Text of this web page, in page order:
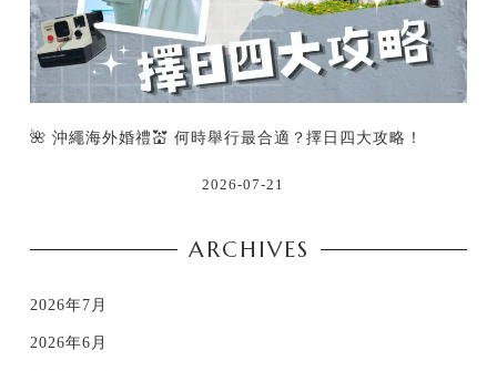
🌺 沖繩海外婚禮💒 何時舉行最合適？擇日四大攻略！
2026-07-21
ARCHIVES
2026年7月
2026年6月